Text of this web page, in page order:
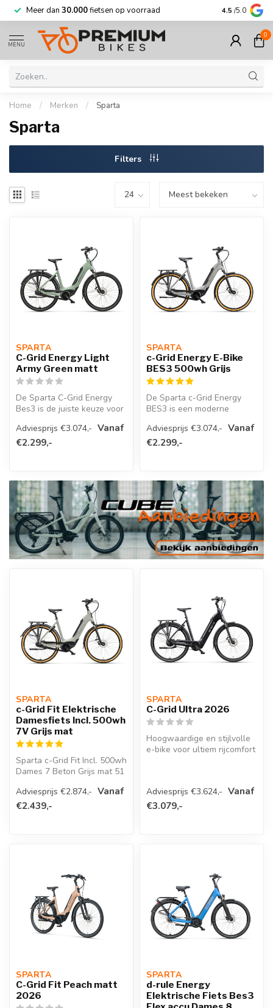
Meer dan 30.000fietsen op voorraad Korting tot
4.5 /5.0
MENU
0
Home / Merken / Sparta
Sparta
Filters
SPARTA
C-Grid Energy Light
Army Green matt
De Sparta C-Grid Energy
Bes3 is de juiste keuze voor
bet...
Adviesprijs €3.074,- Vanaf
€2.299,-
SPARTA
c-Grid Energy E-Bike
BES3 500wh Grijs
De Sparta c-Grid Energy
BES3 is een moderne
sportieve...
Adviesprijs €3.074,- Vanaf
€2.299,-
SPARTA
c-Grid Fit Elektrische
Damesfiets Incl. 500wh
7V Grijs mat
Sparta c-Grid Fit Incl. 500wh
Dames 7 Beton Grijs mat 51
Adviesprijs €2.874,- Vanaf
€2.439,-
SPARTA
C-Grid Ultra 2026
Hoogwaardige en stijlvolle
e-bike voor ultiem rijcomfort
Adviesprijs €3.624,- Vanaf
€3.079,-
SPARTA
C-Grid Fit Peach matt
2026
SPARTA
d-rule Energy
Elektrische Fiets Bes3